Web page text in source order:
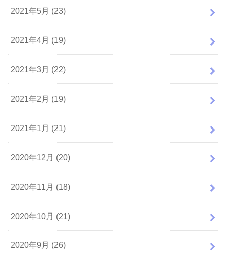
2021年5月 (23)
2021年4月 (19)
2021年3月 (22)
2021年2月 (19)
2021年1月 (21)
2020年12月 (20)
2020年11月 (18)
2020年10月 (21)
2020年9月 (26)